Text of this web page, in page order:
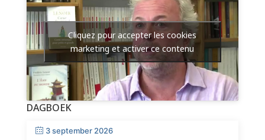
Cliquez pour accepter les cookies
marketing et activer ce contenu
DAGBOEK
3 september 2026